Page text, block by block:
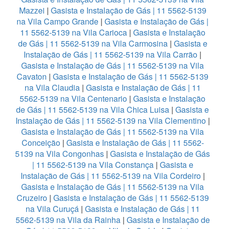
Mazzei | Gasista e Instalação de Gás | 11 5562-5139
na Vila Campo Grande | Gasista e Instalação de Gás |
11 5562-5139 na Vila Carioca| Gasista e Instalação
de Gás | 11 5562-5139 na Vila Carmosina| Gasista e
Instalação de Gás | 11 5562-5139 na Vila Carrão |
Gasista e Instalação de Gás | 11 5562-5139 na Vila
Cavaton | Gasista e Instalação de Gás | 11 5562-5139
na Vila Claudia| Gasista e Instalação de Gás | 11
5562-5139 na Vila Centenario | Gasista e Instalação
de Gás | 11 5562-5139 na Vila Chica Luisa | Gasista e
Instalação de Gás | 11 5562-5139 na Vila Clementino|
Gasista e Instalação de Gás | 11 5562-5139 na Vila
Conceição| Gasista e Instalação de Gás | 11 5562-
5139 na Vila Congonhas | Gasista e Instalação de Gás
| 11 5562-5139 na Vila Constança| Gasista e
Instalação de Gás | 11 5562-5139 na Vila Cordeiro|
Gasista e Instalação de Gás | 11 5562-5139 na Vila
Cruzeiro | Gasista e Instalação de Gás | 11 5562-5139
na Vila Curuçá | Gasista e Instalação de Gás | 11
5562-5139 na Vila da Rainha | Gasista e Instalação de